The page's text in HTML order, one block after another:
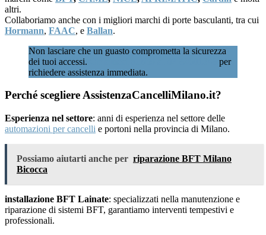
altri.
Collaboriamo anche con i migliori marchi di porte basculanti, tra cui
Hormann, FAAC, e Ballan.
Non lasciare che un guasto comprometta la sicurezza
dei tuoi accessi.
per
richiedere assistenza immediata.
Perché scegliere AssistenzaCancelliMilano.it?
Esperienza nel settore: anni di esperienza nel settore delle
automazioni per cancelli e portoni nella provincia di Milano.
Possiamo aiutarti anche per riparazione BFT Milano
Bicocca
installazione BFT Lainate: specializzati nella manutenzione e
riparazione di sistemi BFT, garantiamo interventi tempestivi e
professionali.